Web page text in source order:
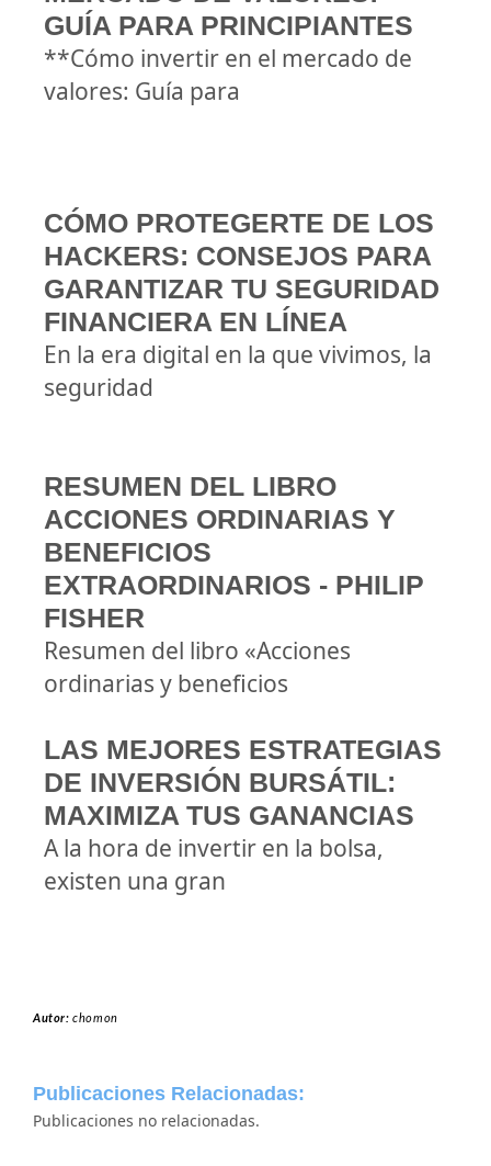
GUÍA PARA PRINCIPIANTES
**Cómo invertir en el mercado de
valores: Guía para
CÓMO PROTEGERTE DE LOS
HACKERS: CONSEJOS PARA
GARANTIZAR TU SEGURIDAD
FINANCIERA EN LÍNEA
En la era digital en la que vivimos, la
seguridad
RESUMEN DEL LIBRO
ACCIONES ORDINARIAS Y
BENEFICIOS
EXTRAORDINARIOS - PHILIP
FISHER
Resumen del libro «Acciones
ordinarias y beneficios
LAS MEJORES ESTRATEGIAS
DE INVERSIÓN BURSÁTIL:
MAXIMIZA TUS GANANCIAS
A la hora de invertir en la bolsa,
existen una gran
Autor:chomon
Publicaciones Relacionadas:
Publicaciones no relacionadas.